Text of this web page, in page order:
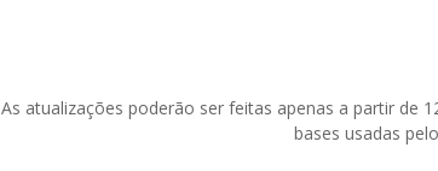
As atualizações poderão ser feitas apenas a partir de
bases usadas